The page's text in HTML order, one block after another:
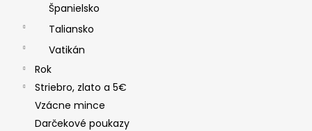
Španielsko
Taliansko
Vatikán
Rok
Striebro, zlato a 5€
Vzácne mince
Darčekové poukazy